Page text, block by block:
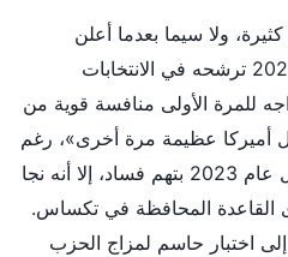
ولا سيما بعدما أعلن
باكستون في أبريل (نيسان) 2025 ترشحه في الانتخابات
للمرة الأولى منافسة قوية من
أميركا عظيمة مرة أخرى»، رغم
خضوع باكستون لمحاكمة عزل عام 2023 بتهم فساد، إلا أنه نجا
القاعدة المحافظة في تكساس.
اختبار حاسم لمزاج الحزب